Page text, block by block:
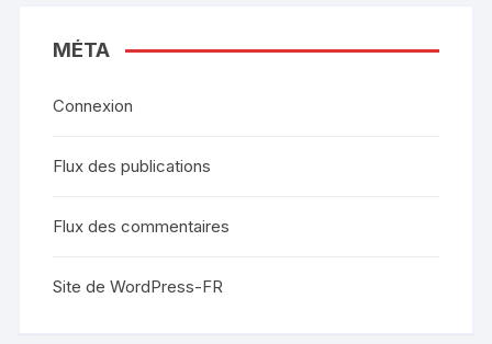
MÉTA
Connexion
Flux des publications
Flux des commentaires
Site de WordPress-FR